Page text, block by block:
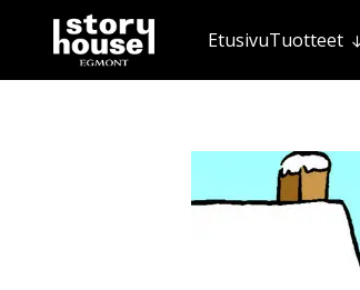
EtusivuTuotteet